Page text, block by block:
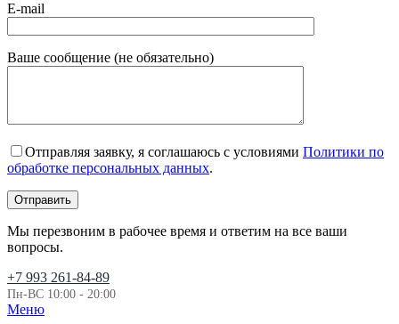
E-mail
Ваше сообщение (не обязательно)
Отправляя заявку, я соглашаюсь с условиями Политики по
обработке персональных данных.
Мы перезвоним в рабочее время и ответим на все ваши
вопросы.
+7 993 261-84-89
Пн-ВС 10:00 - 20:00
Меню